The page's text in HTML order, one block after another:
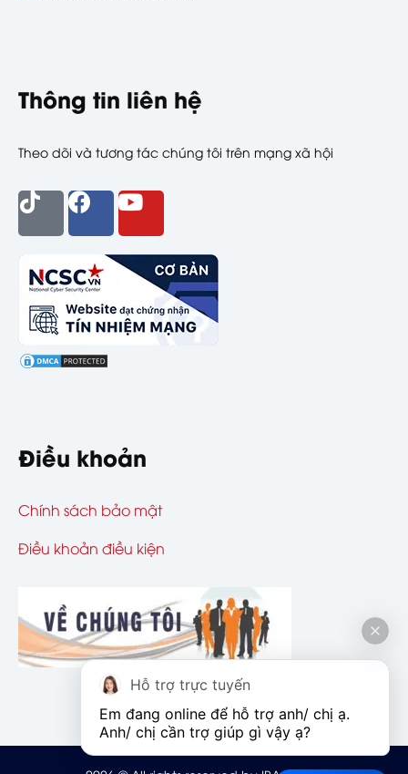
Thông tin liên hệ
Theo dõi và tương tác chúng tôi trên mạng xã hội
Điều khoản
Chính sách bảo mật
Điều khoản điều kiện
Hỗ trợ trực tuyến
Em đang online để hỗ trợ anh/ chị ạ.
Anh/ chị cần trợ giúp gì vậy ạ?